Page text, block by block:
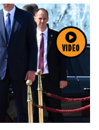
VIDEO
što stigne na
ne planira